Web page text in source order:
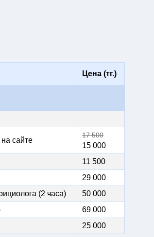
Цена (тг.)
сайте
17 500
15 000
11 500
29 000
(2 часа)
50 000
69 000
25 000